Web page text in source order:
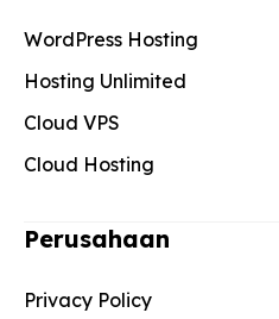
WordPress Hosting
Hosting Unlimited
Cloud VPS
Cloud Hosting
Perusahaan
Privacy Policy